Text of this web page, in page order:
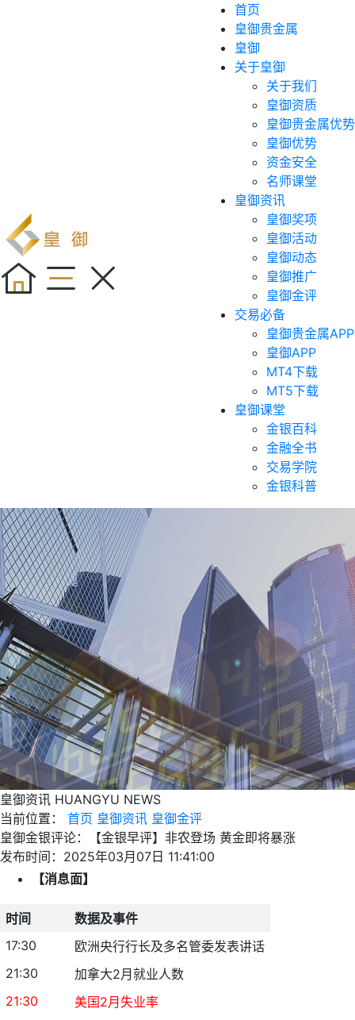
首页
皇御贵金属
皇御
关于皇御
关于我们
皇御资质
皇御贵金属优势
皇御优势
资金安全
名师课堂
皇御资讯
皇御奖项
皇御活动
皇御动态
皇御推广
皇御金评
交易必备
皇御贵金属APP
皇御APP
MT4下载
MT5下载
皇御课堂
金银百科
金融全书
交易学院
金银科普
皇御资讯 HUANGYU NEWS
当前位置：
首页 皇御资讯 皇御金评
皇御金银评论：【金银早评】非农登场 黄金即将暴涨
发布时间：2025年03月07日 11:41:00
【消息面】
时间
数据及事件
17:30
欧洲央行行长及多名管委发表讲话
21:30
加拿大2月就业人数
21:30
美国2月失业率